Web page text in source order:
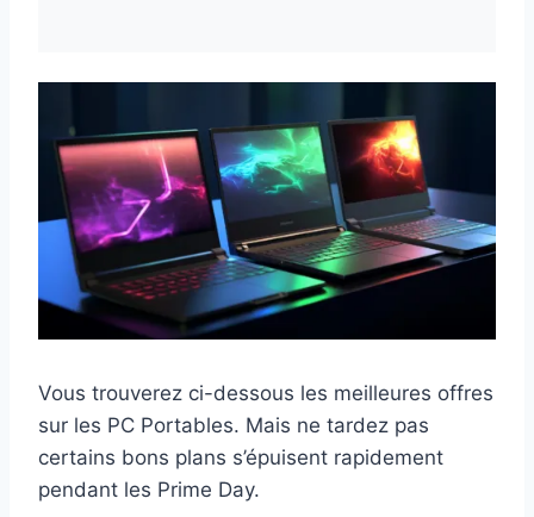
Vous trouverez ci-dessous les meilleures offres
sur les PC Portables. Mais ne tardez pas
certains bons plans s’épuisent rapidement
pendant les Prime Day.